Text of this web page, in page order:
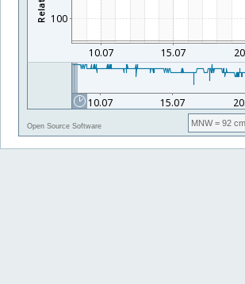
Open Source Software MNW= 92 cm,